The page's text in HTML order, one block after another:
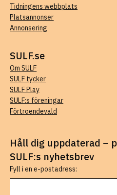
Tidningens webbplats
Platsannonser
Annonsering
SULF.se
Om SULF
SULF tycker
SULF Play
SULF:s föreningar
Förtroendevald
Håll dig uppdaterad –
SULF:s nyhetsbrev
Fyll i en e-postadress: